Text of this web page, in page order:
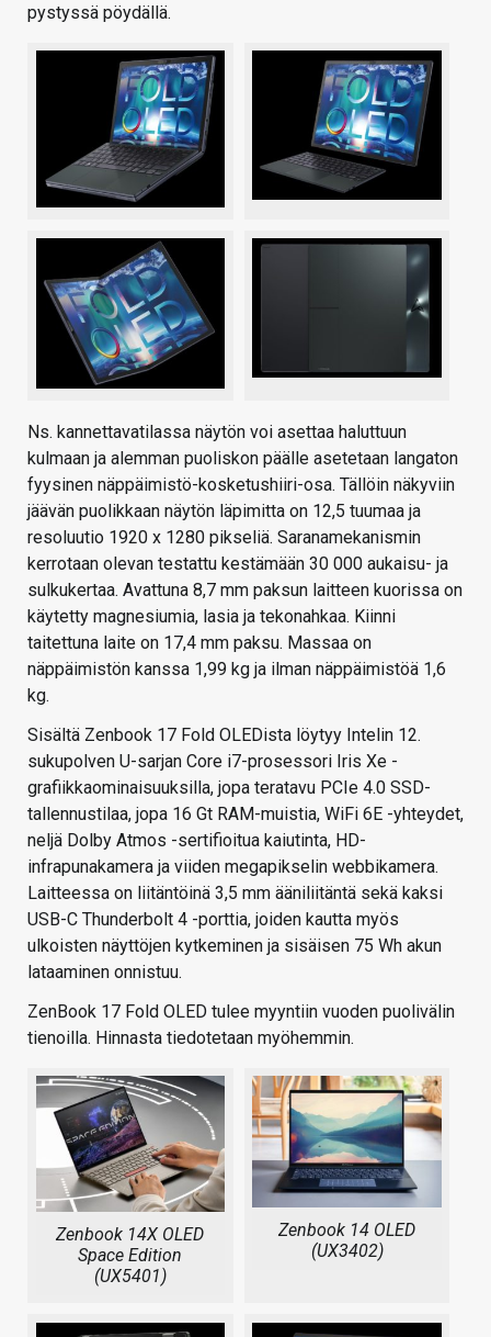
pystyssä pöydällä.
Ns. kannettavatilassa näytön voi asettaa haluttuun
kulmaan ja alemman puoliskon päälle asetetaan langaton
fyysinen näppäimistö-kosketushiiri-osa. Tällöin näkyviin
jäävän puolikkaan näytön läpimitta on 12,5 tuumaa ja
resoluutio 1920 x 1280 pikseliä. Saranamekanismin
kerrotaan olevan testattu kestämään 30 000 aukaisu- ja
sulkukertaa. Avattuna 8,7 mm paksun laitteen kuorissa on
käytetty magnesiumia, lasia ja tekonahkaa. Kiinni
taitettuna laite on 17,4 mm paksu. Massaa on
näppäimistön kanssa 1,99 kg ja ilman näppäimistöä 1,6
kg.
Sisältä Zenbook 17 Fold OLEDista löytyy Intelin 12.
sukupolven U-sarjan Core i7-prosessori Iris Xe -
grafiikkaominaisuuksilla, jopa teratavu PCIe 4.0 SSD-
tallennustilaa, jopa 16 Gt RAM-muistia, WiFi 6E -yhteydet,
neljä Dolby Atmos -sertifioitua kaiutinta, HD-
infrapunakamera ja viiden megapikselin webbikamera.
Laitteessa on liitäntöinä 3,5 mm ääniliitäntä sekä kaksi
USB-C Thunderbolt 4 -porttia, joiden kautta myös
ulkoisten näyttöjen kytkeminen ja sisäisen 75 Wh akun
lataaminen onnistuu.
ZenBook 17 Fold OLED tulee myyntiin vuoden puolivälin
tienoilla. Hinnasta tiedotetaan myöhemmin.
Zenbook 14X OLED
Space Edition
(UX5401)
Zenbook 14 OLED
(UX3402)